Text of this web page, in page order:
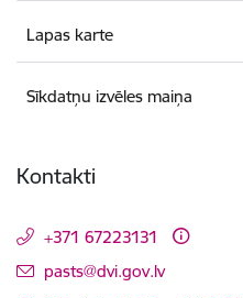
Lapas karte
Sīkdatņu izvēles maiņa
Kontakti
+371 67223131
E-pasts:
pasts@dvi.gov.lv